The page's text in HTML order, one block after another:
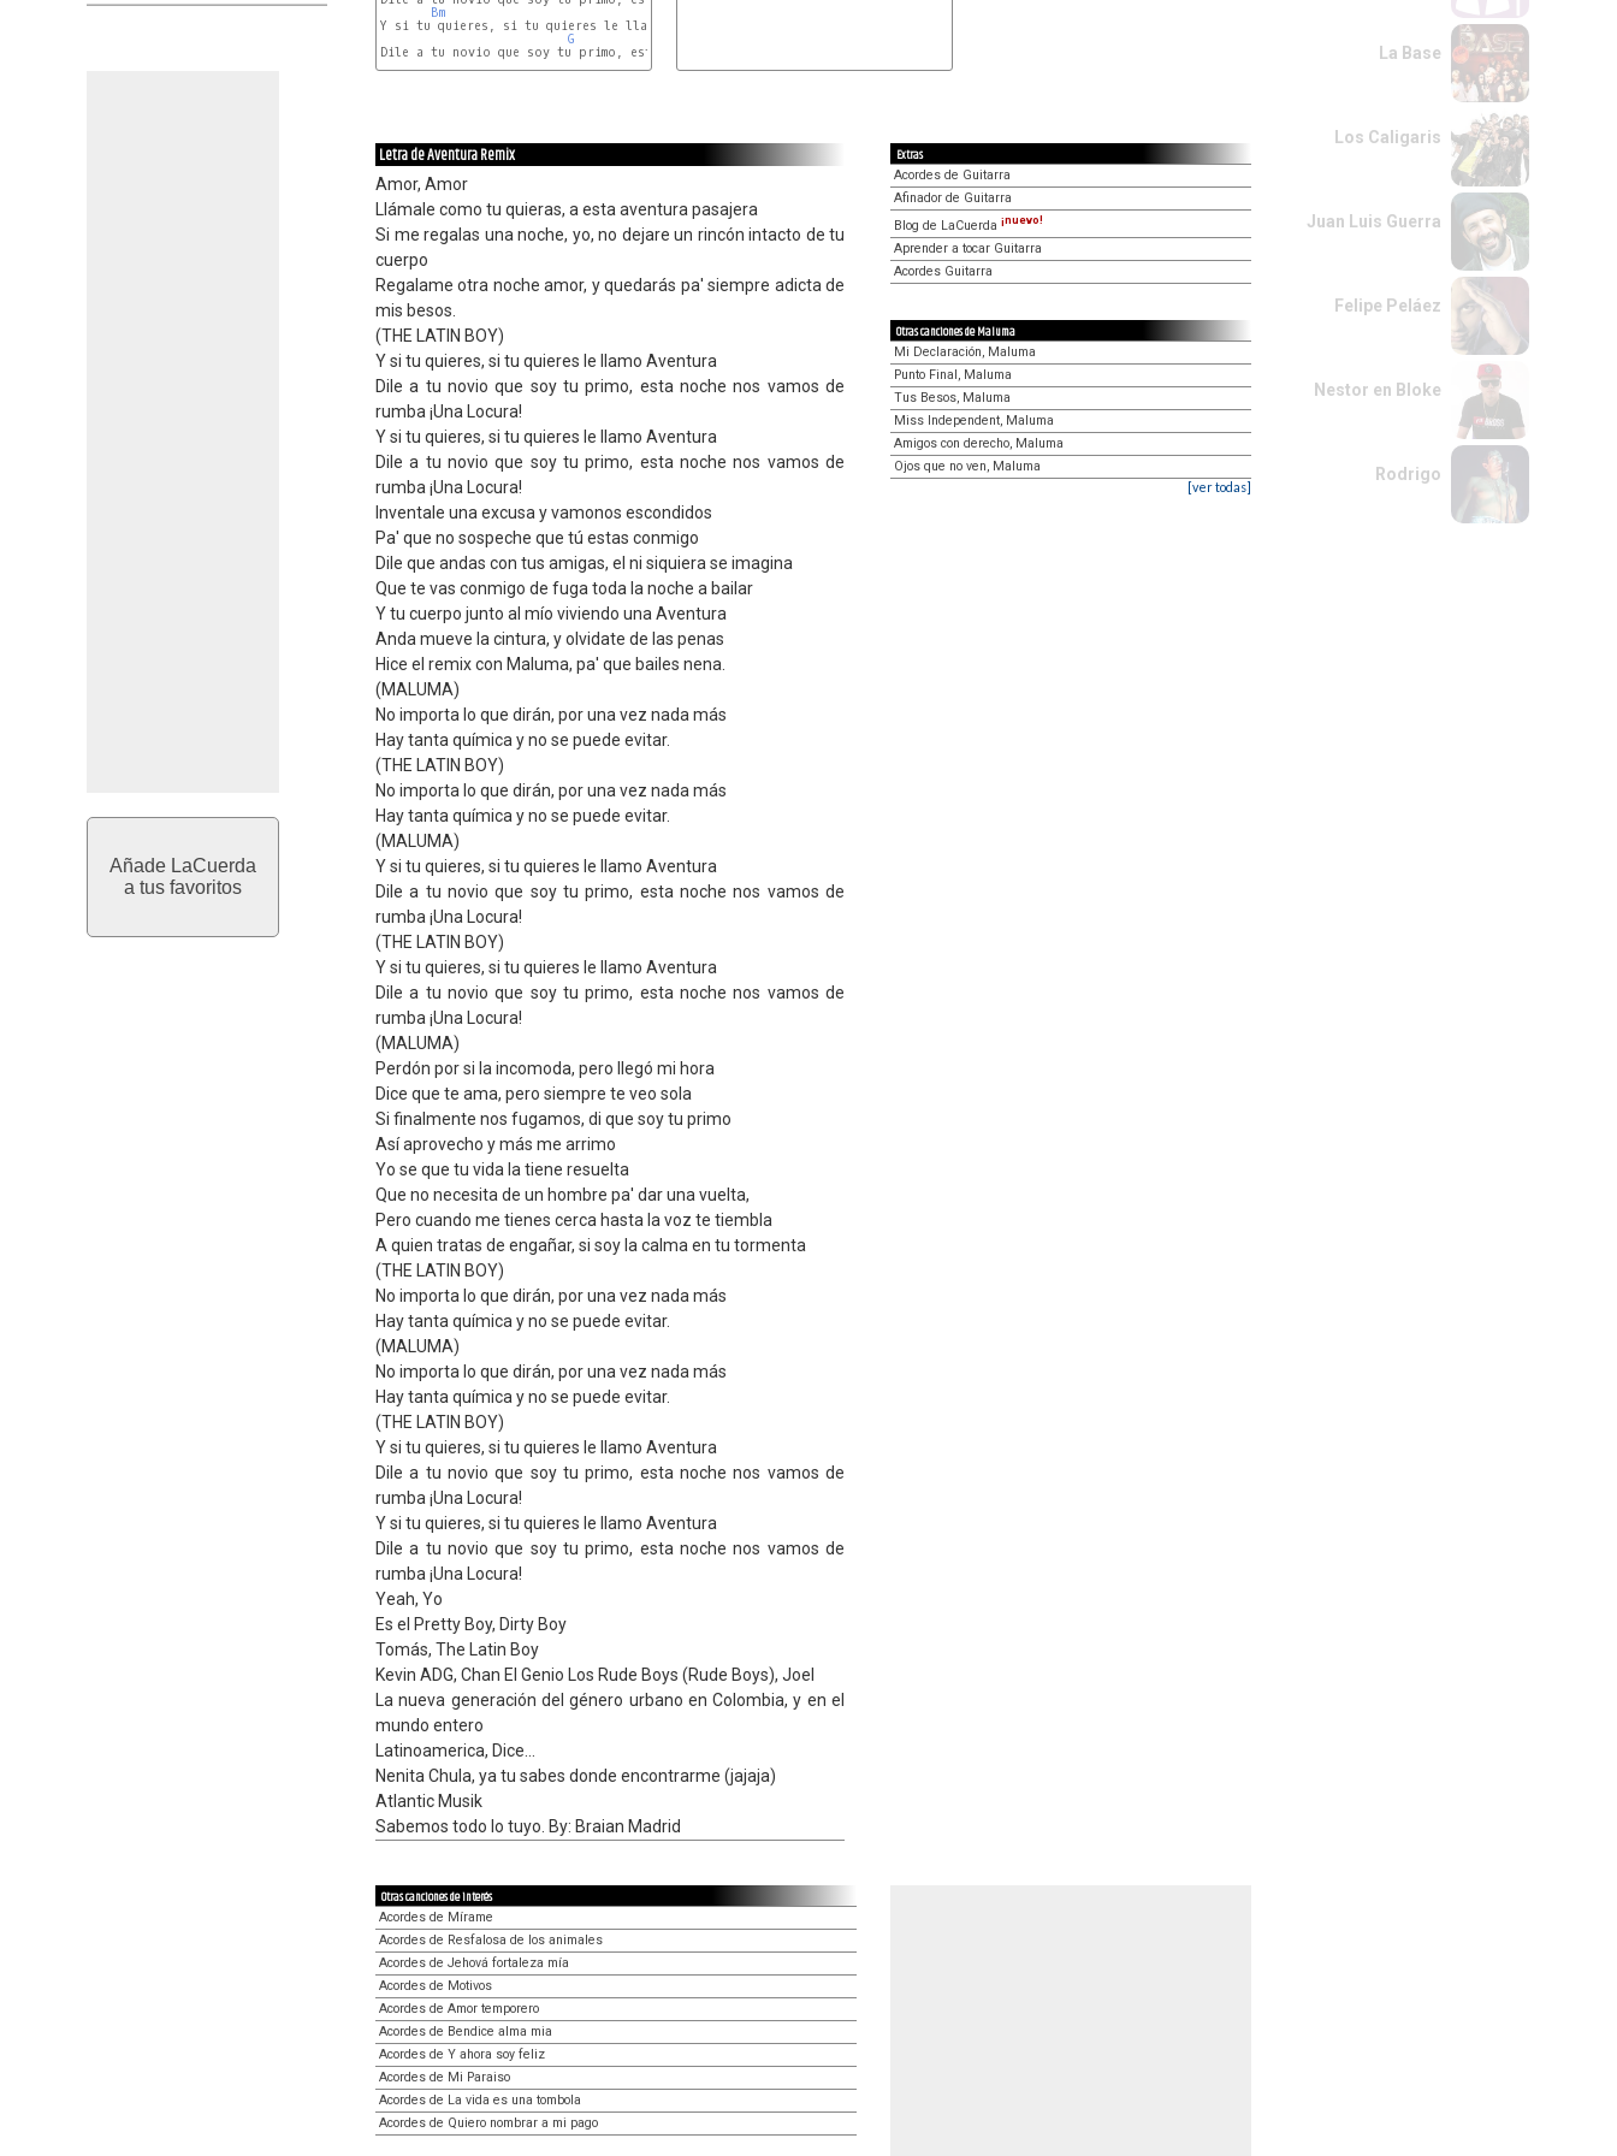
Añade LaCuerda
a tus favoritos
Bm
Y si tu quieres, si tu quieres le llamo Aventura
G
Dile a tu novio que soy tu primo, esta noche nos vamos de rumba ¡Una Locura!
Letra de Aventura Remix
Amor, Amor
Llámale como tu quieras, a esta aventura pasajera
Si me regalas una noche, yo, no dejare un rincón intacto de tu
cuerpo
Regalame otra noche amor, y quedarás pa' siempre adicta de
mis besos.
(THE LATIN BOY)
Y si tu quieres, si tu quieres le llamo Aventura
Dile a tu novio que soy tu primo, esta noche nos vamos de
rumba ¡Una Locura!
Y si tu quieres, si tu quieres le llamo Aventura
Dile a tu novio que soy tu primo, esta noche nos vamos de
rumba ¡Una Locura!
Inventale una excusa y vamonos escondidos
Pa' que no sospeche que tú estas conmigo
Dile que andas con tus amigas, el ni siquiera se imagina
Que te vas conmigo de fuga toda la noche a bailar
Y tu cuerpo junto al mío viviendo una Aventura
Anda mueve la cintura, y olvidate de las penas
Hice el remix con Maluma, pa' que bailes nena.
(MALUMA)
No importa lo que dirán, por una vez nada más
Hay tanta química y no se puede evitar.
(THE LATIN BOY)
No importa lo que dirán, por una vez nada más
Hay tanta química y no se puede evitar.
(MALUMA)
Y si tu quieres, si tu quieres le llamo Aventura
Dile a tu novio que soy tu primo, esta noche nos vamos de
rumba ¡Una Locura!
(THE LATIN BOY)
Y si tu quieres, si tu quieres le llamo Aventura
Dile a tu novio que soy tu primo, esta noche nos vamos de
rumba ¡Una Locura!
(MALUMA)
Perdón por si la incomoda, pero llegó mi hora
Dice que te ama, pero siempre te veo sola
Si finalmente nos fugamos, di que soy tu primo
Así aprovecho y más me arrimo
Yo se que tu vida la tiene resuelta
Que no necesita de un hombre pa' dar una vuelta,
Pero cuando me tienes cerca hasta la voz te tiembla
A quien tratas de engañar, si soy la calma en tu tormenta
(THE LATIN BOY)
No importa lo que dirán, por una vez nada más
Hay tanta química y no se puede evitar.
(MALUMA)
No importa lo que dirán, por una vez nada más
Hay tanta química y no se puede evitar.
(THE LATIN BOY)
Y si tu quieres, si tu quieres le llamo Aventura
Dile a tu novio que soy tu primo, esta noche nos vamos de
rumba ¡Una Locura!
Y si tu quieres, si tu quieres le llamo Aventura
Dile a tu novio que soy tu primo, esta noche nos vamos de
rumba ¡Una Locura!
Yeah, Yo
Es el Pretty Boy, Dirty Boy
Tomás, The Latin Boy
Kevin ADG, Chan El Genio Los Rude Boys (Rude Boys), Joel
La nueva generación del género urbano en Colombia, y en el
mundo entero
Latinoamerica, Dice...
Nenita Chula, ya tu sabes donde encontrarme (jajaja)
Atlantic Musik
Sabemos todo lo tuyo. By: Braian Madrid
Extras
Acordes de Guitarra
Afinador de Guitarra
Blog de LaCuerda ¡nuevo!
Aprender a tocar Guitarra
Acordes Guitarra
Otras canciones de Maluma
Mi Declaración, Maluma
Punto Final, Maluma
Tus Besos, Maluma
Miss Independent, Maluma
Amigos con derecho, Maluma
Ojos que no ven, Maluma
[ver todas]
Otras canciones de interés
Acordes de Mírame
Acordes de Resfalosa de los animales
Acordes de Jehová fortaleza mía
Acordes de Motivos
Acordes de Amor temporero
Acordes de Bendice alma mia
Acordes de Y ahora soy feliz
Acordes de Mi Paraiso
Acordes de La vida es una tombola
Acordes de Quiero nombrar a mi pago
La Base
Los Caligaris
Juan Luis Guerra
Felipe Peláez
Nestor en Bloke
Rodrigo